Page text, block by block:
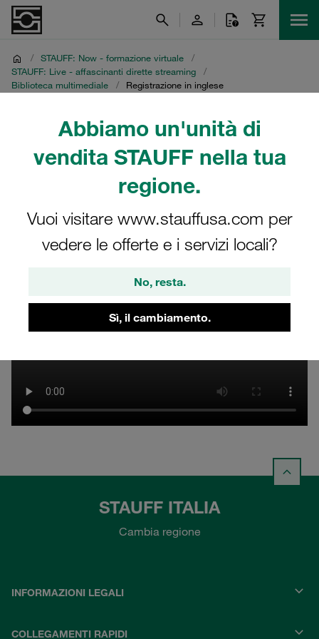
Abbiamo un'unità di
vendita STAUFF nella tua
regione.
Vuoi visitare www.stauffusa.com per
vedere le offerte e i servizi locali?
No, resta.
Sì, il cambiamento.
/ STAUFF: Now - formazione virtuale
/
STAUFF: Live - affascinanti dirette streaming
/
Biblioteca multimediale
/ Registrazione in inglese
Registrazione in inglese
Diretta streaming STAUFF del 27 aprile 2021
STAUFF ITALIA
Cambia regione
INFORMAZIONI LEGALI
COLLEGAMENTI RAPIDI